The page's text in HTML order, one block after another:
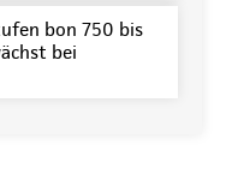
bon 750 bis
bei